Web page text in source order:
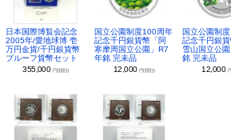
日本国際博覧会記念
2005年/愛地球博 壱
万円金貨/千円銀貨幣
プルーフ貨幣セット
355,000 円(税別)
国立公園制度100周年
記念千円銀貨幣「阿
寒摩周国立公園」R7
年銘 完未品
12,000 円(税別)
国立公園制
記念千円銀
雪山国立公
銘 完未品
12,000